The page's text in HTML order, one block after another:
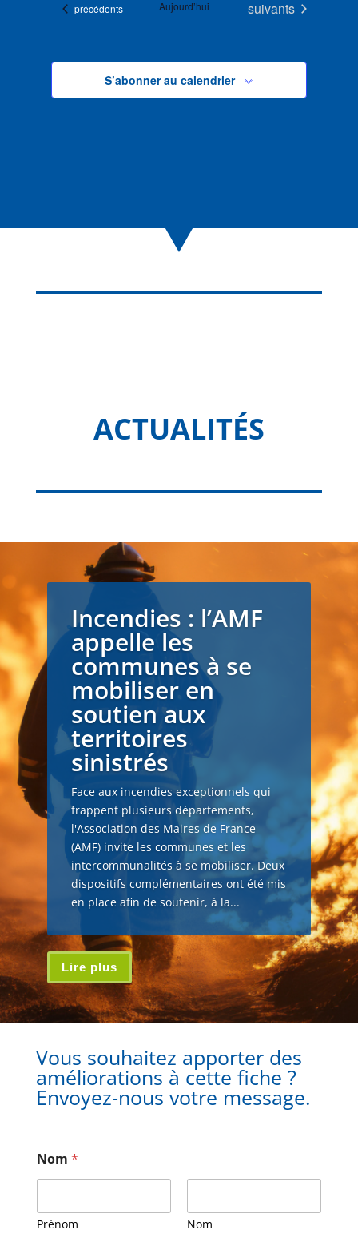
Évènements
précédents Aujourd’hui Évènements
suivants
S’abonner au calendrier
ACTUALITÉS
Incendies : l’AMF
appelle les
communes à se
mobiliser en
soutien aux
territoires
sinistrés
Face aux incendies exceptionnels qui
frappent plusieurs départements,
l'Association des Maires de France
(AMF) invite les communes et les
intercommunalités à se mobiliser. Deux
dispositifs complémentaires ont été mis
en place afin de soutenir, à la...
Lire plus
Vous souhaitez apporter des
améliorations à cette fiche ?
Envoyez-nous votre message.
Nom *
Prénom Nom